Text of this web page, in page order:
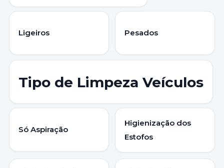
Ligeiros Pesados
Tipo de Limpeza Veículos
Só Aspiração
Higienização dos
Estofos